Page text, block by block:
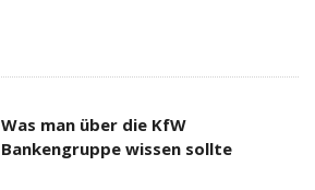
Was man über die KfW
Bankengruppe wissen sollte